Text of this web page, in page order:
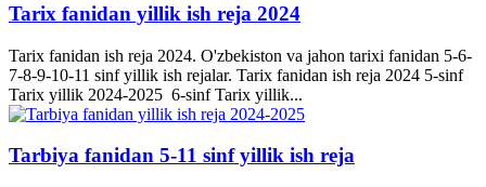
Tarix fanidan yillik ish reja 2024
Tarix fanidan ish reja 2024. O'zbekiston va jahon tarixi fanidan 5-6-
7-8-9-10-11 sinf yillik ish rejalar. Tarix fanidan ish reja 2024 5-sinf
Tarix yillik 2024-2025 6-sinf Tarix yillik...
Tarbiya fanidan 5-11 sinf yillik ish reja